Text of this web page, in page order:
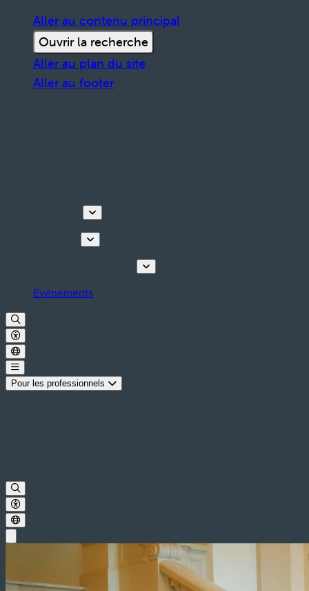
Aller au contenu principal
Ouvrir la recherche
Aller au plan du site
Aller au footer
Événements
Pour les professionnels